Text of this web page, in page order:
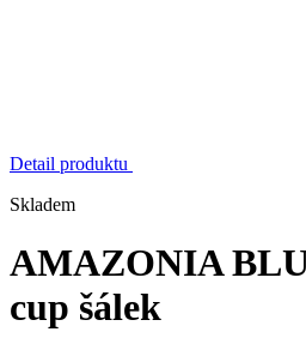
Detail produktu
Skladem
AMAZONIA
cup šálek